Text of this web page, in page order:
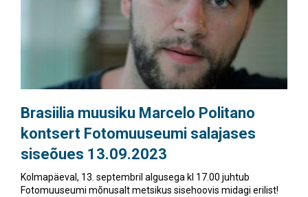
Brasiilia muusiku Marcelo Politano
kontsert Fotomuuseumi salajases
siseõues 13.09.2023
Kolmapäeval, 13. septembril algusega kl 17.00 juhtub
Fotomuuseumi mõnusalt metsikus sisehoovis midagi erilist!